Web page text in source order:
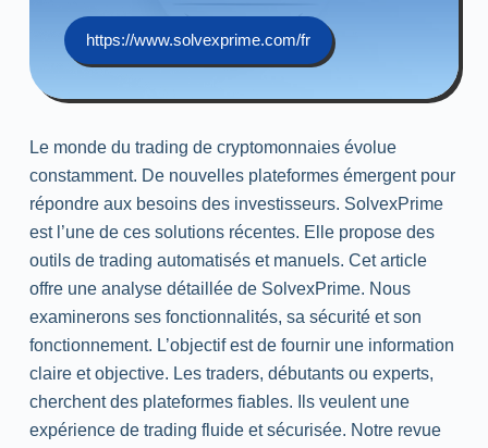
https://www.solvexprime.com/fr
Le monde du trading de cryptomonnaies évolue
constamment. De nouvelles plateformes émergent pour
répondre aux besoins des investisseurs. SolvexPrime
est l’une de ces solutions récentes. Elle propose des
outils de trading automatisés et manuels. Cet article
offre une analyse détaillée de SolvexPrime. Nous
examinerons ses fonctionnalités, sa sécurité et son
fonctionnement. L’objectif est de fournir une information
claire et objective. Les traders, débutants ou experts,
cherchent des plateformes fiables. Ils veulent une
expérience de trading fluide et sécurisée. Notre revue